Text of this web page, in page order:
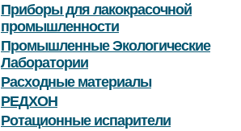
Приборы для лакокрасочной
промышленности
Промышленные Экологические
Лаборатории
Расходные материалы
РЕДХОН
Ротационные испарители